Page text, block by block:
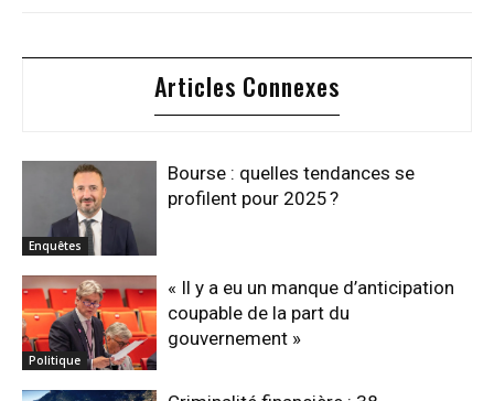
Articles Connexes
Enquêtes
Bourse : quelles tendances se
profilent pour 2025 ?
Politique
« Il y a eu un manque d’anticipation
coupable de la part du
gouvernement »